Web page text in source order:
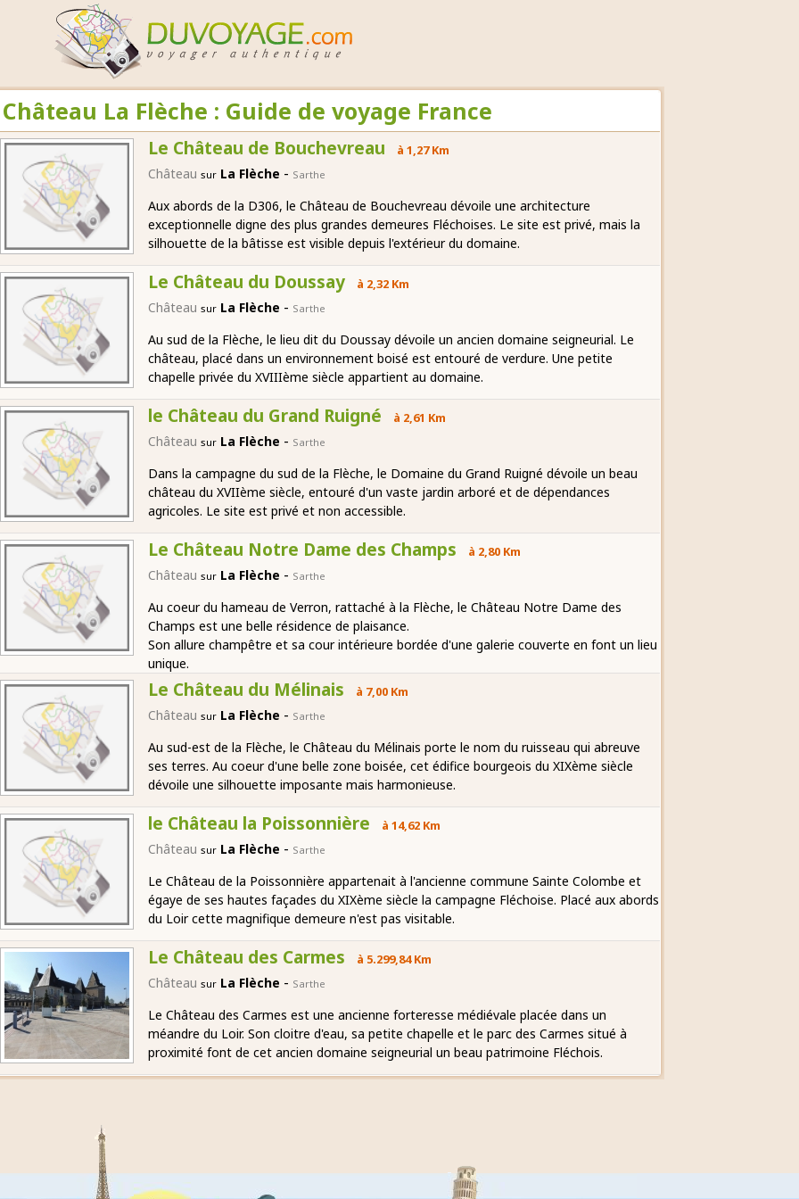
Château La Flèche : Guide de voyage France
Le Château de Bouchevreau à 1,27 Km
Château sur La Flèche - Sarthe
Aux abords de la D306, le Château de Bouchevreau dévoile une architecture
exceptionnelle digne des plus grandes demeures Fléchoises. Le site est privé, mais la
silhouette de la bâtisse est visible depuis l'extérieur du domaine.
Le Château du Doussay à 2,32 Km
Château sur La Flèche - Sarthe
Au sud de la Flèche, le lieu dit du Doussay dévoile un ancien domaine seigneurial. Le
château, placé dans un environnement boisé est entouré de verdure. Une petite
chapelle privée du XVIIIème siècle appartient au domaine.
le Château du Grand Ruigné à 2,61 Km
Château sur La Flèche - Sarthe
Dans la campagne du sud de la Flèche, le Domaine du Grand Ruigné dévoile un beau
château du XVIIème siècle, entouré d'un vaste jardin arboré et de dépendances
agricoles. Le site est privé et non accessible.
Le Château Notre Dame des Champs à 2,80 Km
Château sur La Flèche - Sarthe
Au coeur du hameau de Verron, rattaché à la Flèche, le Château Notre Dame des
Champs est une belle résidence de plaisance.
Son allure champêtre et sa cour intérieure bordée d'une galerie couverte en font un lieu
unique.
Le Château du Mélinais à 7,00 Km
Château sur La Flèche - Sarthe
Au sud-est de la Flèche, le Château du Mélinais porte le nom du ruisseau qui abreuve
ses terres. Au coeur d'une belle zone boisée, cet édifice bourgeois du XIXème siècle
dévoile une silhouette imposante mais harmonieuse.
le Château la Poissonnière à 14,62 Km
Château sur La Flèche - Sarthe
Le Château de la Poissonnière appartenait à l'ancienne commune Sainte Colombe et
égaye de ses hautes façades du XIXème siècle la campagne Fléchoise. Placé aux abords
du Loir cette magnifique demeure n'est pas visitable.
Le Château des Carmes à 5.299,84 Km
Château sur La Flèche - Sarthe
Le Château des Carmes est une ancienne forteresse médiévale placée dans un
méandre du Loir. Son cloitre d'eau, sa petite chapelle et le parc des Carmes situé à
proximité font de cet ancien domaine seigneurial un beau patrimoine Fléchois.